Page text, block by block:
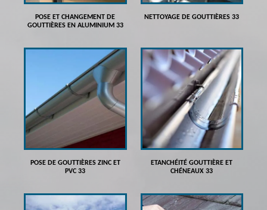
POSE ET CHANGEMENT DE
GOUTTIÈRES EN ALUMINIUM 33
NETTOYAGE DE GOUTTIÈRES 33
POSE DE GOUTTIÈRES ZINC ET
PVC 33
ETANCHÉITÉ GOUTTIÈRE ET
CHÉNEAUX 33